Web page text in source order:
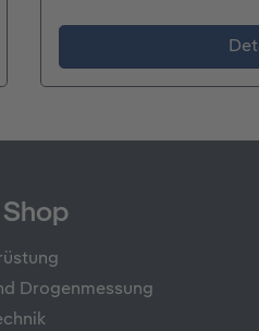
Shop
Drogenmessung